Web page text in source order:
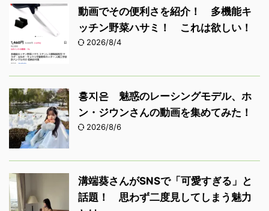
動画でその便利さを紹介！ 多機能キ
ッチン野菜ハサミ！ これは欲しい！
2026/8/4
홍지은 魅惑のレーシングモデル、ホ
ン・ジウンさんの動画を集めてみた！
2026/8/6
溝端葵さんがSNSで「可愛すぎる」と
話題！ 思わず二度見してしまう魅力